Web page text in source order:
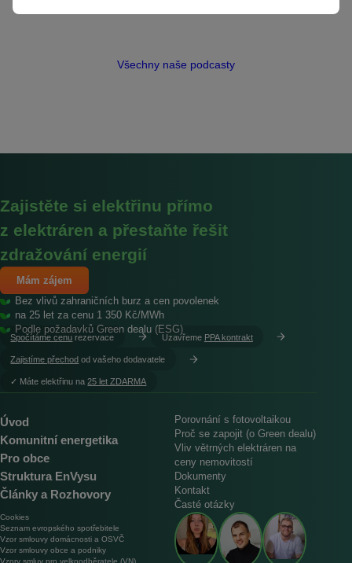
Všechny naše podcasty
Zajistěte si elektřinu přímo
z elektráren a přestaňte řešit
zdražování energií
Mám zájem
Bez vlivů zahraničních burz a cen povolenek
na 25 let za cenu 1 350 Kč/MWh
Podle požadavků Green dealu (ESG)
Spočítáme cenu rezervace Uzavřeme PPA kontrakt
Zajistíme přechod od vašeho dodavatele
︎✓ Máte elektřinu na25 let ZDARMA
Úvod
Komunitní energetika
Pro obce
Struktura EnVysu
Články a Rozhovory
Porovnání s fotovoltaikou
Proč se zapojit (o Green dealu)
Vliv větrných elektráren na
ceny nemovitostí
Dokumenty
Kontakt
Časté otázky
Cookies
Seznam evropského spotřebitele
Vzor smlouvy domácnosti a OSVČ
Vzor smlouvy obce a podniky